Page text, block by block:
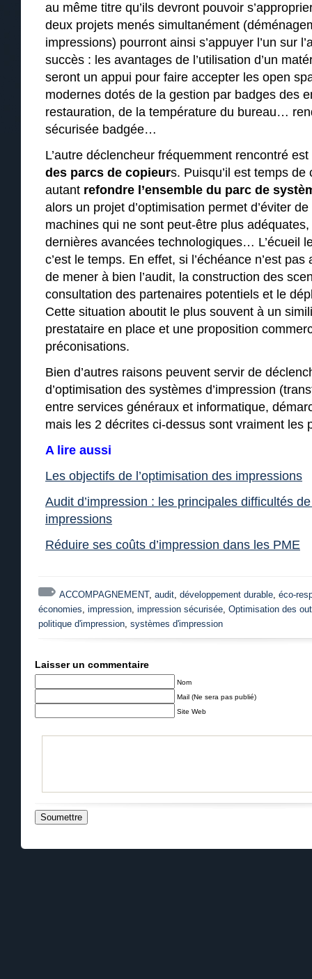
au même titre qu’ils devront pouvoir
deux projets menés simultanément
impressions) pourront ainsi s’appuyer l’un sur
succès : les avantages de l’utilisation d’un
seront un appui pour faire accepter les open
modernes dotés de la gestion par badges des
restauration, de la température du bureau…
sécurisée badgée…
L’autre déclencheur fréquemment rencontré est
des parcs de copieurs. Puisqu’il est temps
autant refondre l’ensemble du parc de
alors un projet d’optimisation permet d’éviter
machines qui ne sont peut-être plus
dernières avancées technologiques… L’écueil
c’est le temps. En effet, si l’échéance n’est
de mener à bien l’audit, la construction des
consultation des partenaires potentiels et le
Cette situation aboutit le plus souvent à un
prestataire en place et une proposition
préconisations.
Bien d’autres raisons peuvent servir de
d’optimisation des systèmes d’impression
entre services généraux et informatique,
mais les 2 décrites ci-dessus sont vraiment les
A lire aussi
Les objectifs de l’optimisation des impressions
Audit d’impression : les principales difficultés
impressions
Réduire ses coûts d’impression dans les PME
ACCOMPAGNEMENT, audit, développement durable, éco-
économies, impression, impression sécurisée, Optimisation des
politique d'impression, systèmes d'impression
Laisser un commentaire
Nom
Mail (Ne sera pas publié)
Site Web